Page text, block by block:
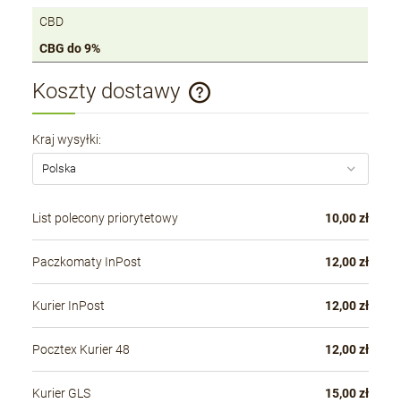
CBD
CBG do 9%
Koszty dostawy
Cena nie zawiera ewentualnych kosztów płatności
Kraj wysyłki:
List polecony priorytetowy 10,00 zł
Paczkomaty InPost 12,00 zł
Kurier InPost 12,00 zł
Pocztex Kurier 48 12,00 zł
Kurier GLS 15,00 zł